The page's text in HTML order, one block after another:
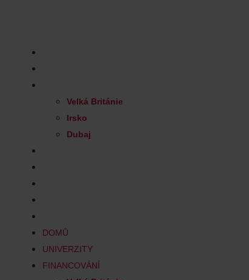
Velká Británie
Irsko
Dubaj
DOMŮ
UNIVERZITY
FINANCOVÁNÍ